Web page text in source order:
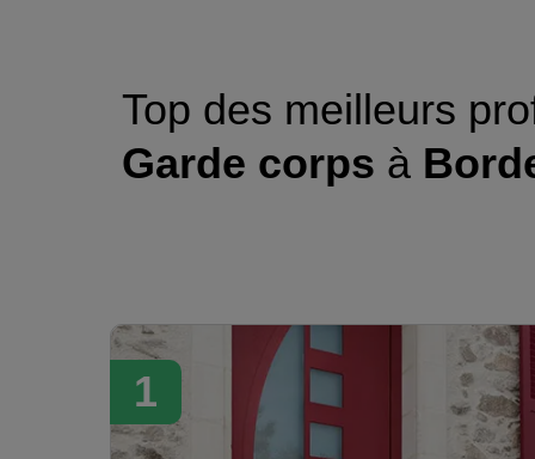
Top des meilleurs
Garde corps à
1